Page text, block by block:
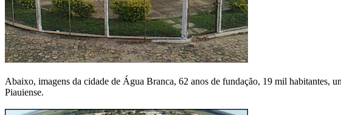
Abaixo, imagens da cidade de Água Branca, 62 anos de fundação, 19 mil habitantes,
Piauiense.